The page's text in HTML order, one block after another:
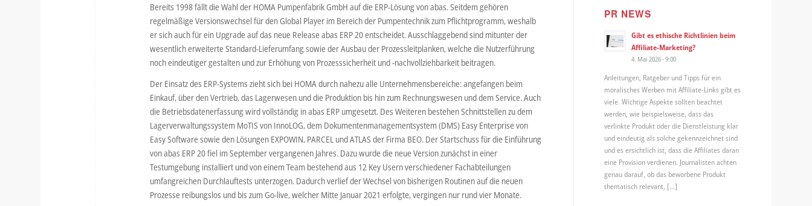
Bereits 1998 fällt die Wahl der HOMA Pumpenfabrik GmbH auf die ERP-Lösung von abas. Seitdem gehören
regelmäßige Versionswechsel für den Global Player im Bereich der Pumpentechnik zum Pflichtprogramm, weshalb
er sich auch für ein Upgrade auf das neue Release abas ERP 20 entscheidet. Ausschlaggebend sind mitunter der
wesentlich erweiterte Standard-Lieferumfang sowie der Ausbau der Prozessleitplanken, welche die Nutzerführung
noch eindeutiger gestalten und zur Erhöhung von Prozesssicherheit und -nachvollziehbarkeit beitragen.
Der Einsatz des ERP-Systems zieht sich bei HOMA durch nahezu alle Unternehmensbereiche: angefangen beim
Einkauf, über den Vertrieb, das Lagerwesen und die Produktion bis hin zum Rechnungswesen und dem Service. Auch
die Betriebsdatenerfassung wird vollständig in abas ERP umgesetzt. Des Weiteren bestehen Schnittstellen zu dem
Lagerverwaltungssystem MoTIS von InnoLOG, dem Dokumentenmanagementsystem (DMS) Easy Enterprise von
Easy Software sowie den Lösungen EXPOWIN, PARCEL und ATLAS der Firma BEO. Der Startschuss für die Einführung
von abas ERP 20 fiel im September vergangenen Jahres. Dazu wurde die neue Version zunächst in einer
Testumgebung installiert und von einem Team bestehend aus 12 Key Usern verschiedener Fachabteilungen
umfangreichen Durchlauftests unterzogen. Dadurch verlief der Wechsel von bisherigen Routinen auf die neuen
Prozesse reibungslos und bis zum Go-live, welcher Mitte Januar 2021 erfolgte, vergingen nur rund vier Monate.
PR NEWS
Gibt es ethische Richtlinien beim
Affiliate-Marketing?
4. Mai 2026 - 9:00
Anleitungen, Ratgeber und Tipps für ein
moralisches Werben mit Affiliate-Links gibt es
viele. Wichtige Aspekte sollten beachtet
werden, wie beispielsweise, dass das
verlinkte Produkt oder die Dienstleistung klar
und eindeutig als solche gekennzeichnet sind
und es ersichtlich ist, dass die Affiliates daran
eine Provision verdienen. Journalisten achten
genau darauf, ob das beworbene Produkt
thematisch relevant, […]